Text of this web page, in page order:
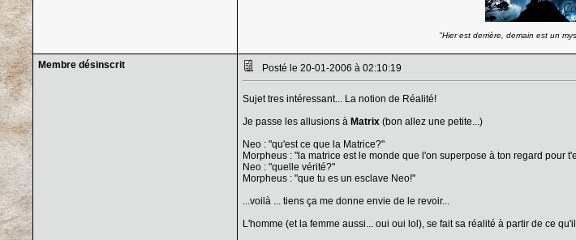
''Hier est derrière, demain est un
Membre désinscrit Posté le 20-01-2006 à 02:10:19
Sujet tres intéressant... La notion de Réalité!
Je passe les allusions à Matrix (bon allez une petite...)
Neo : "qu'est ce que la Matrice?"
Morpheus : "la matrice est le monde que l'on superpose à ton regard pour
Neo : "quelle vérité?"
Morpheus : "que tu es un esclave Neo!"
...voilà ... tiens ça me donne envie de le revoir...
L'homme (et la femme aussi... oui oui lol), se fait sa réalité à partir de ce